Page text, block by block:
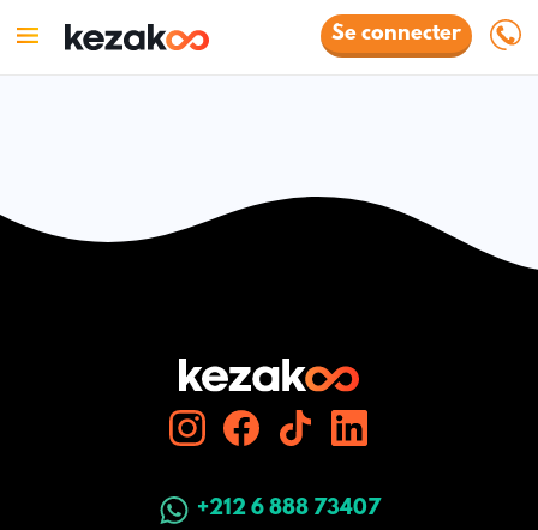
Se connecter
+212 6 888 73407